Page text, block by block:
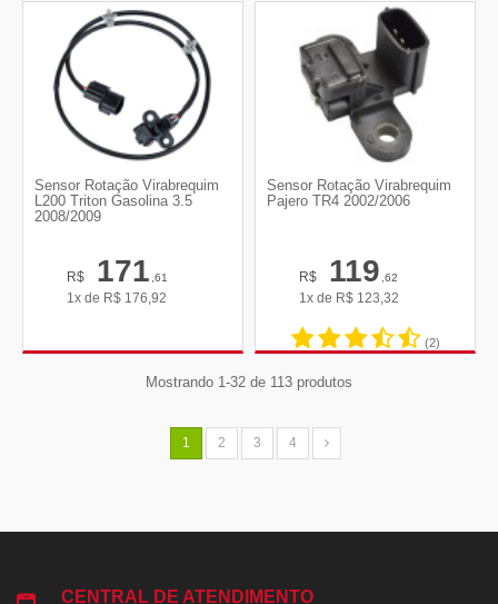
Sensor Rotação Virabrequim
L200 Triton Gasolina 3.5
2008/2009
R$ 171,61
1x de R$ 176,92
Sensor Rotação Virabrequim
Pajero TR4 2002/2006
R$ 119,62
1x de R$ 123,32
(2)
Mostrando 1-32 de 113 produtos
1 2 3 4
CENTRAL DE ATENDIMENTO